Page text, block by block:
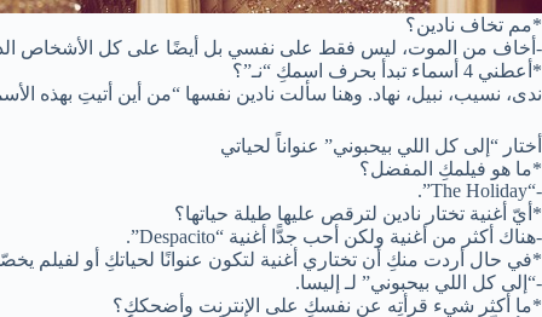
*مم تخاف نادين؟
-أخاف من الموت، ليس فقط على نفسي بل أيضًا على كل الأشخاص
*أعطني 4 أسماء تبدأ بحرف اسمكِ “نـ”؟
ندى، نسيب، نبيل، نهاد. وهنا سألت نادين نفسها “من أين أتيتِ بهذه
أختار “إلى كل اللي بيحبوني” عنواناً لحياتي
*ما هو فيلمكِ المفضل؟
-“The Holiday”.
*أيّ أغنية تختار نادين لترقص عليها طيلة حياتها؟
-هناك أكثر من أغنية ولكن أحب جدًّا أغنية “Despacito”.
*في حال أردت منكِ أن تختاري أغنية لتكون عنوانًا لحياتكِ أو لفيلم
-“إلى كل اللي بيحبوني” لـ إليسا.
*ما أكثر شيء قرأتِه عن نفسكِ على الإنترنت وأضحككِ؟